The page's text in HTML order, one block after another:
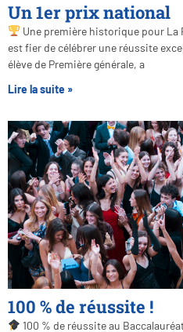
Un 1er prix national
Une première historique pour La
est fier de célébrer une réussite
élève de Première générale, a
Lire la suite »
100 % de réussite !
100 % de réussite au